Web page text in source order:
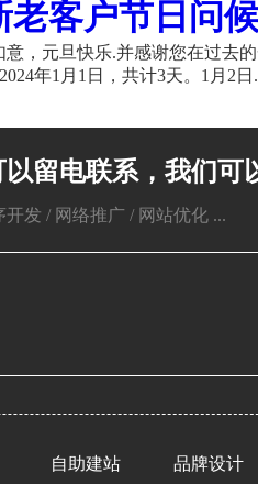
老客户节日问
，元旦快乐.并感谢您在过去
年1月1日，共计3天。1月2日
留电联系，我们可
发 / 网络推广 / 网站优化 ...
自助建站 品牌设计